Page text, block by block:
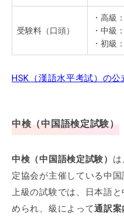
受験料（口頭）
・高級
・中級
・初級
HSK（漢語水平考試）の
中検（中国語検定試験）
中検（中国語検定試験）
定協会が主催している中国
上級の試験では、日本語
められ、級によって通訳